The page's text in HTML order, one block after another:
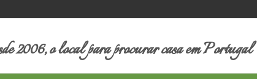
2006, o local para procurar casa em Portugal